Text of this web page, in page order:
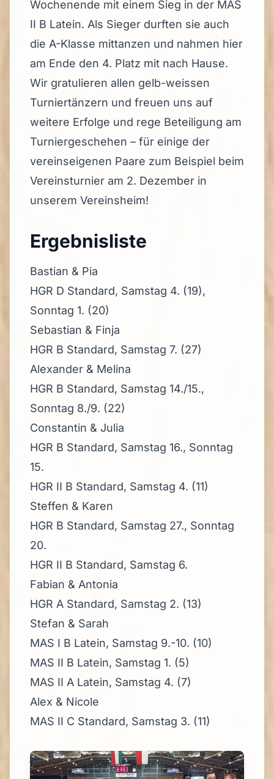
Wochenende mit einem Sieg in der MAS
II B Latein. Als Sieger durften sie auch
die A-Klasse mittanzen und nahmen hier
am Ende den 4. Platz mit nach Hause.
Wir gratulieren allen gelb-weissen
Turniertänzern und freuen uns auf
weitere Erfolge und rege Beteiligung am
Turniergeschehen – für einige der
vereinseigenen Paare zum Beispiel beim
Vereinsturnier am 2. Dezember in
unserem Vereinsheim!
Ergebnisliste
Bastian & Pia
HGR D Standard, Samstag 4. (19),
Sonntag 1. (20)
Sebastian & Finja
HGR B Standard, Samstag 7. (27)
Alexander & Melina
HGR B Standard, Samstag 14./15.,
Sonntag 8./9. (22)
Constantin & Julia
HGR B Standard, Samstag 16., Sonntag
15.
HGR II B Standard, Samstag 4. (11)
Steffen & Karen
HGR B Standard, Samstag 27., Sonntag
20.
HGR II B Standard, Samstag 6.
Fabian & Antonia
HGR A Standard, Samstag 2. (13)
Stefan & Sarah
MAS I B Latein, Samstag 9.-10. (10)
MAS II B Latein, Samstag 1. (5)
MAS II A Latein, Samstag 4. (7)
Alex & Nicole
MAS II C Standard, Samstag 3. (11)